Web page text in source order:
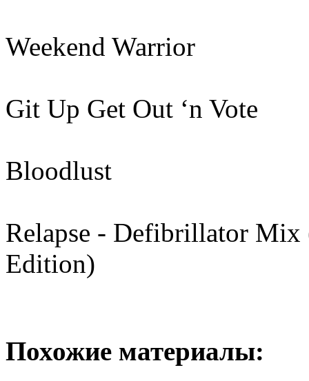
Weekend Warrior
Git Up Get Out ‘n Vote
Bloodlust
Relapse - Defibrillator
Edition)
Похожие материалы: